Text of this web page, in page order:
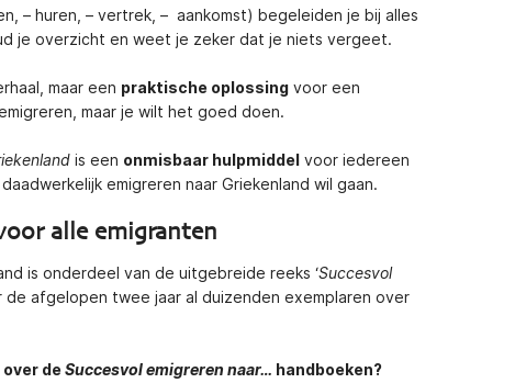
– huren, – vertrek, – aankomst) begeleiden je bij alles
je overzicht en weet je zeker dat je niets vergeet.
maar een praktische oplossing voor een
maar je wilt het goed doen.
is een onmisbaar hulpmiddel voor iedereen
emigreren naar Griekenland wil gaan.
alle emigranten
is onderdeel van de uitgebreide reeks ‘Succesvol
de afgelopen twee jaar al duizenden exemplaren over
deSuccesvol emigreren naar… handboeken?